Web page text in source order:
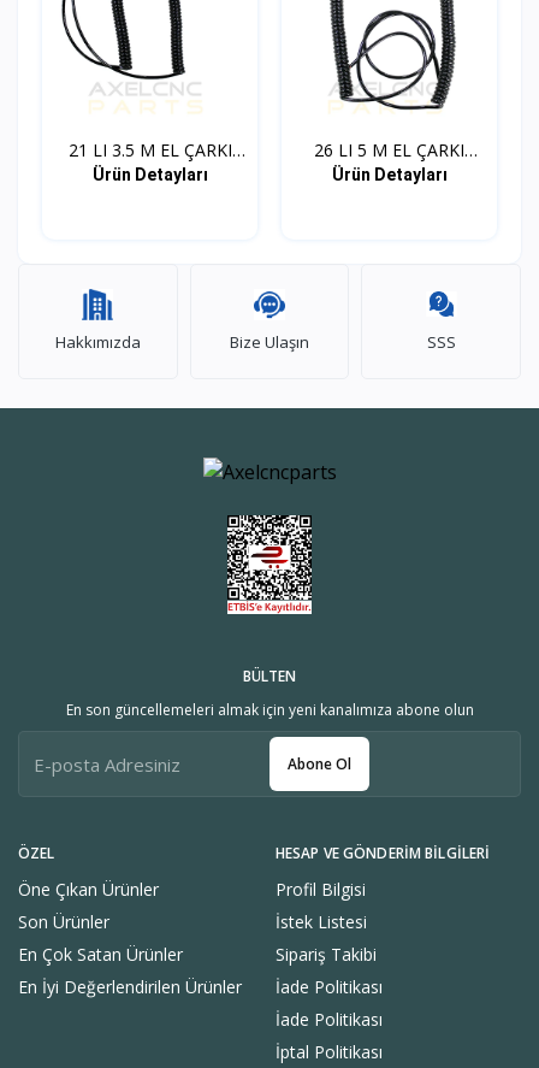
21 LI 3.5 M EL ÇARKI
KA...
Ürün Detayları
26 LI 5 M EL ÇARKI
KABL...
Ürün Detayları
Hakkımızda Bize Ulaşın SSS
ÖZEL
Öne Çıkan Ürünler
Son Ürünler
En Çok Satan Ürünler
En İyi Değerlendirilen Ürünler
HESAP VE GÖNDERIM BILGILERI
Profil Bilgisi
İstek Listesi
Sipariş Takibi
İade Politikası
İade Politikası
İptal Politikası
BÜLTEN
En son güncellemeleri almak için yeni kanalımıza abone olun
Abone Ol